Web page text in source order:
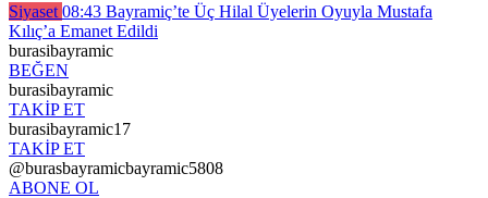
Siyaset 08:43 Bayramiç’te Üç Hilal Üyelerin Oyuyla Mustafa
Kılıç’a Emanet Edildi
burasibayramic
BEĞEN
burasibayramic
TAKİP ET
burasibayramic17
TAKİP ET
@burasbayramicbayramic5808
ABONE OL